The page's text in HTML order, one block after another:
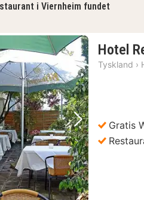
i Viernheim fundet
Neste bilde
Hotel
Tyskland ›
Gratis